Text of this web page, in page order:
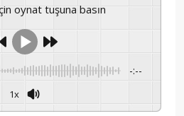
oynat tuşuna basın
-:--
1x